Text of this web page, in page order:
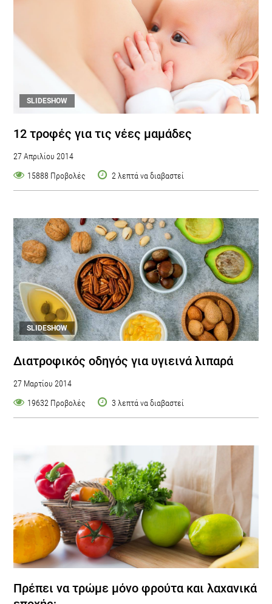
SLIDESHOW
12 τροφές για τις νέες μαμάδες
27 Απριλίου 2014
15888 Προβολές
2 λεπτά να διαβαστεί
SLIDESHOW
Διατροφικός οδηγός για υγιεινά λιπαρά
27 Μαρτίου 2014
19632 Προβολές
3 λεπτά να διαβαστεί
Πρέπει να τρώμε μόνο φρούτα και λαχανικά